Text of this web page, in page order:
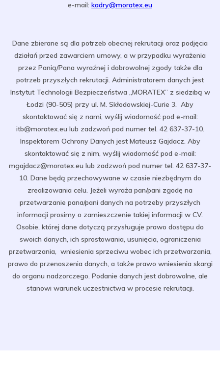
e-mail: kadry@moratex.eu
Dane zbierane są dla potrzeb obecnej rekrutacji oraz podjęcia
działań przed zawarciem umowy, a w przypadku wyrażenia
przez Panią/Pana wyraźnej i dobrowolnej zgody także dla
potrzeb przyszłych rekrutacji. Administratorem danych jest
Instytut Technologii Bezpieczeństwa „MORATEX” z siedzibą w
Łodzi (90-505) przy ul. M. Skłodowskiej-Curie 3. Aby
skontaktować się z nami, wyślij wiadomość pod e-mail:
itb@moratex.eu lub zadzwoń pod numer tel. 42 637-37-10.
Inspektorem Ochrony Danych jest Mateusz Gajdacz. Aby
skontaktować się z nim, wyślij wiadomość pod e-mail:
mgajdacz@moratex.eu lub zadzwoń pod numer tel. 42 637-37-
10. Dane będą przechowywane w czasie niezbędnym do
zrealizowania celu. Jeżeli wyraża pan/pani zgodę na
przetwarzanie pana/pani danych na potrzeby przyszłych
informacji prosimy o zamieszczenie takiej informacji w CV.
Osobie, której dane dotyczą przysługuje prawo dostępu do
swoich danych, ich sprostowania, usunięcia, ograniczenia
przetwarzania, wniesienia sprzeciwu wobec ich przetwarzania,
prawo do przenoszenia danych, a także prawo wniesienia skargi
do organu nadzorczego. Podanie danych jest dobrowolne, ale
stanowi warunek uczestnictwa w procesie rekrutacji.